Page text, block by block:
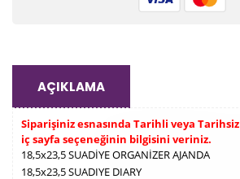
AÇIKLAMA
Siparişiniz esnasında Tarihli veya Tarihsiz
iç sayfa seçeneğinin bilgisini veriniz.
18,5x23,5 SUADİYE ORGANİZER AJANDA
18,5x23,5 SUADIYE DIARY